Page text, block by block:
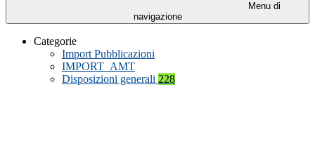
Menu di
navigazione
Categorie
Import Pubblicazioni
IMPORT_AMT
Disposizioni generali 228